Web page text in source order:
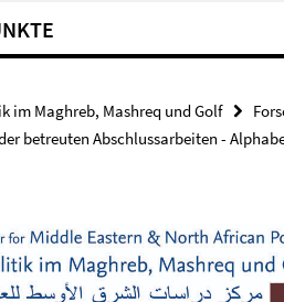
im Maghreb, Mashreq und Golf
betreuten Abschlussarbeiten -